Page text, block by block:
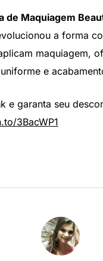
de Maquiagem
a forma
maquiagem,
e
e garanta seu
3BacWP1
AUTOR DO POST